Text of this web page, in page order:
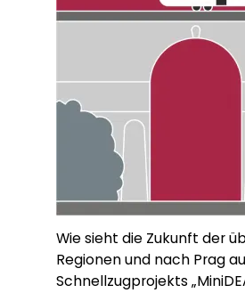
Wie sieht die Zukunft der
Regionen und nach Prag
Schnellzugprojekts